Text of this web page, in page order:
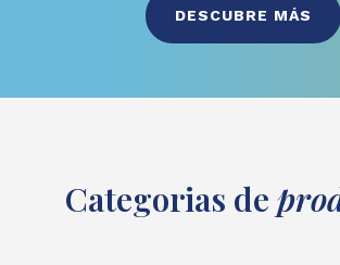
DESCUBRE MÁS
Categorias de